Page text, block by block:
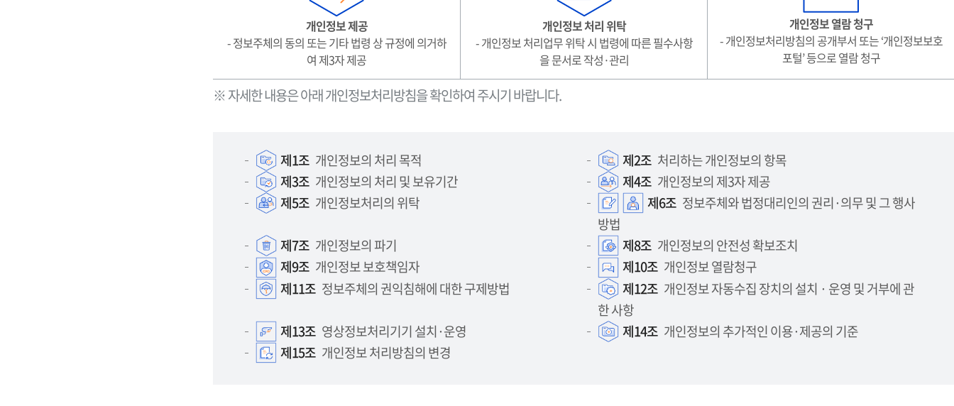
개인정보 제공
- 정보주체의 동의 또는 기타 법령 상 규정에 의거하
여 제3자 제공
개인정보 처리 위탁
- 개인정보 처리업무 위탁 시 법령에 따른 필수사항
을 문서로 작성·관리
개인정보 열람 청구
- 개인정보처리방침의 공개부서 또는 ‘개인정보보호
포털’ 등으로 열람 청구
※ 자세한 내용은 아래 개인정보처리방침을 확인하여 주시기 바랍니다.
제1조 개인정보의 처리 목적 제2조 처리하는 개인정보의 항목
제3조 개인정보의 처리 및 보유기간 제4조 개인정보의 제3자 제공
제5조 개인정보처리의 위탁 제6조 정보주체와 법정대리인의 권리·의무 및 그 행사
방법
제7조 개인정보의 파기 제8조 개인정보의 안전성 확보조치
제9조 개인정보 보호책임자 제10조 개인정보 열람청구
제11조 정보주체의 권익침해에 대한 구제방법 제12조 개인정보 자동수집 장치의 설치 · 운영 및 거부에 관
한 사항
제13조 영상정보처리기기 설치·운영 제14조 개인정보의 추가적인 이용·제공의 기준
제15조 개인정보 처리방침의 변경